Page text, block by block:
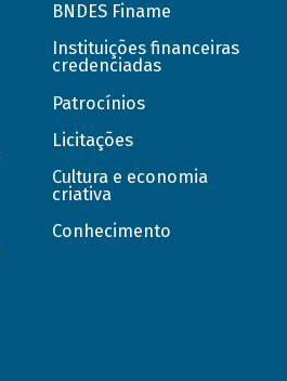
BNDES Finame
Instituições financeiras
credenciadas
Patrocínios
Licitações
Cultura e economia
criativa
Conhecimento